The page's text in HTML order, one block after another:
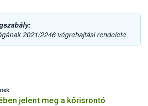
2021/2246 végrehajtási rendelete
jelent meg a kőrisrontó